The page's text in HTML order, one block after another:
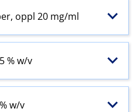
oppl 20 mg/ml
% w​/​v
w​/​v